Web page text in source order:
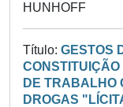
HUNHOFF
Título: GESTOS
DE TRABALHO
DROGAS